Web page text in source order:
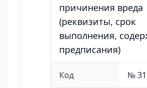
причинения вреда
(реквизиты, срок
выполнения,
предписания)
Код №